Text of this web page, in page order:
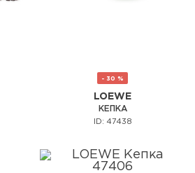
- 30 %
LOEWE
КЕПКА
ID: 47438